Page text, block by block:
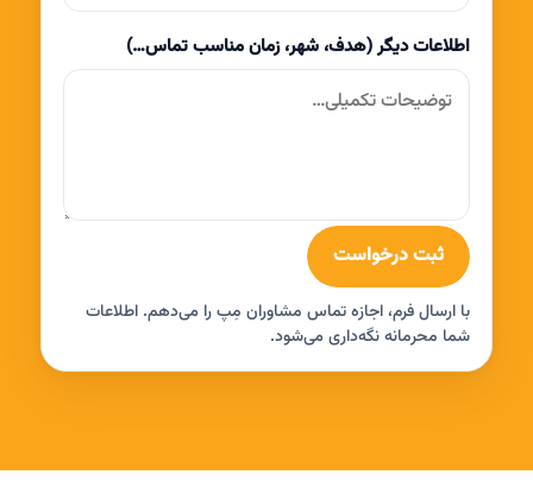
اطلاعات دیگر (هدف، شهر، زمان مناسب تماس…)
ثبت درخواست
با ارسال فرم، اجازه تماس مشاوران مِپ را می‌دهم. اطلاعات
شما محرمانه نگه‌داری می‌شود.